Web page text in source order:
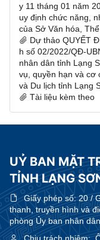
y 11 tháng 01 năm
uy định chức năng,
của Sở Văn hóa,
Dự thảo QUYẾT
h số 02/2022/QĐ-
nhân dân tỉnh Lạng
vụ, quyền hạn và cơ
và Du lịch tỉnh Lạng
Tài liệu kèm theo
UỶ BAN MẶT
TỈNH LẠNG
Giấy phép số:20 /
thanh, truyền hình và
phòng Ủy ban nhân